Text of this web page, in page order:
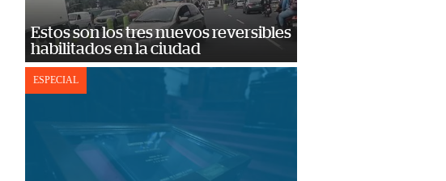
Estos son los tres nuevos reversibles
habilitados en la ciudad
ESPECIAL